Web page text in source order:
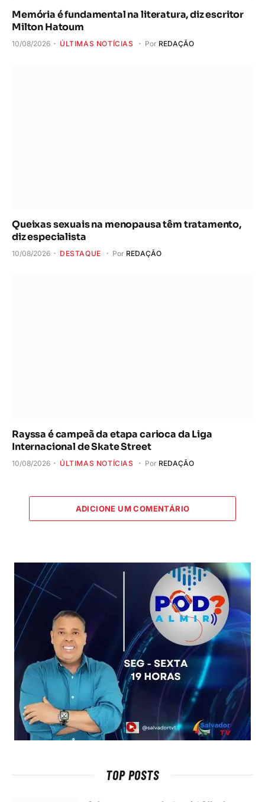
Memória é fundamental na literatura, diz escritor
Milton Hatoum
10/08/2026 ÚLTIMAS NOTÍCIAS Por REDAÇÃO
Queixas sexuais na menopausa têm tratamento,
diz especialista
10/08/2026 DESTAQUE Por REDAÇÃO
Rayssa é campeã da etapa carioca da Liga
Internacional de Skate Street
10/08/2026 ÚLTIMAS NOTÍCIAS Por REDAÇÃO
ADICIONE UM COMENTÁRIO
TOP POSTS